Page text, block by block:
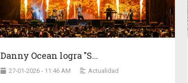
Danny Ocean logra "S...
27-01-2026 - 11:46 AM Actualidad